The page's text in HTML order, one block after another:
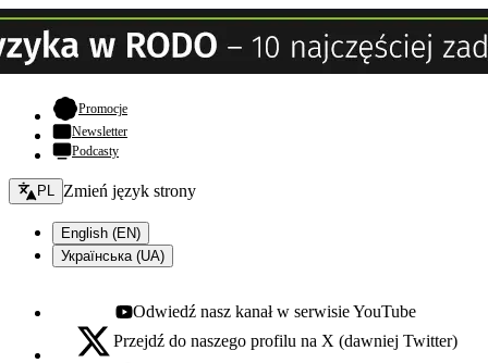
Promocje- otwiera się w nowej karcie
Newsletter
Podcasty
Zmień język - bieżący:
PL Zmień język strony
English (EN)
Українська (UA)
Youtube - otwiera się w nowej karcie
Odwiedź nasz kanał w serwisie YouTube
X - otwiera się w nowej karcie
Przejdź do naszego profilu na X (dawniej Twitter)